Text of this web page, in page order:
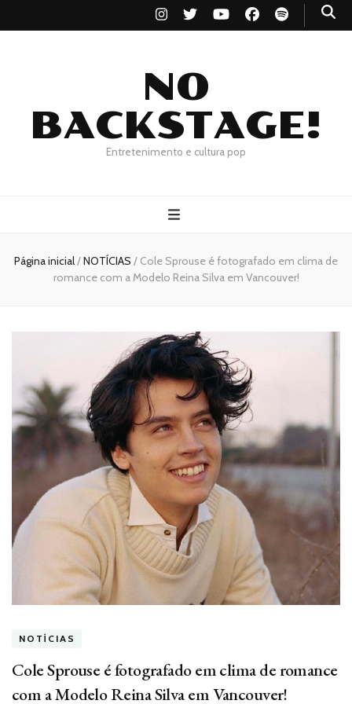
NO
BACKSTAGE!
Entretenimento e cultura pop
Página inicial/NOTÍCIAS / Cole Sprouse é fotografado em clima de
romance com a Modelo Reina Silva em Vancouver!
NOTÍCIAS
Cole Sprouse é fotografado em clima de romance
com a Modelo Reina Silva em Vancouver!